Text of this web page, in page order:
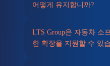
어떻게 유지합니까?
LTS Group은 자동차 소
한 확장을 지원할 수 있